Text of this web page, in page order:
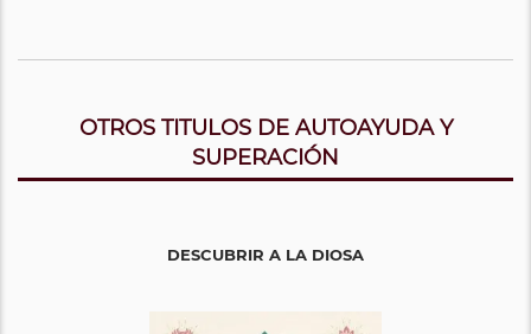
OTROS TITULOS DE AUTOAYUDA Y
SUPERACIÓN
DESCUBRIR A LA DIOSA